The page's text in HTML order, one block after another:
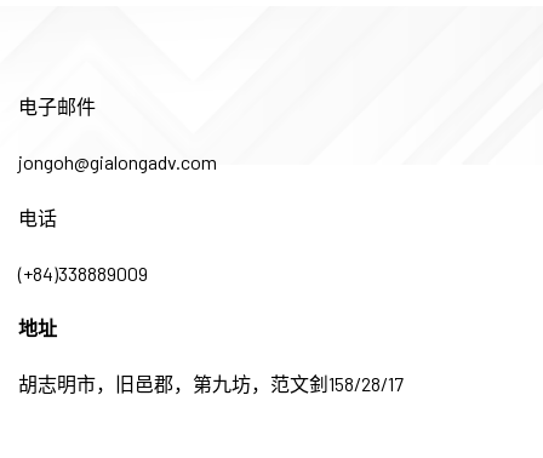
电子邮件
jongoh@gialongadv.com
电话
(+84)338889009
地址
胡志明市，旧邑郡，第九坊，范文釗158/28/17